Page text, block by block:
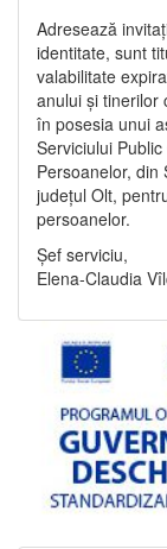
Adresează
identitate, sunt
valabilitate
anului și tinerilor
în posesia unui
Serviciului
Persoanelor, din
județul Olt,
persoanelor.
Șef serviciu,
Elena-Claudia